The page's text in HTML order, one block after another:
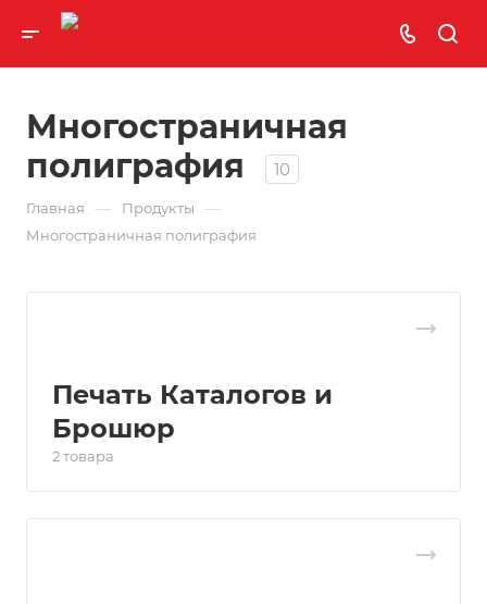
Многостраничная
полиграфия
10
Главная — Продукты —
Многостраничная полиграфия
Печать Каталогов и
Брошюр
2 товара